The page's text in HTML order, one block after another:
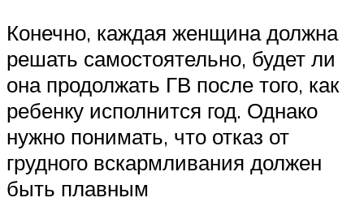
Конечно, каждая женщина должна
решать самостоятельно, будет ли
она продолжать ГВ после того, как
ребенку исполнится год. Однако
нужно понимать, что отказ от
грудного вскармливания должен
быть плавным